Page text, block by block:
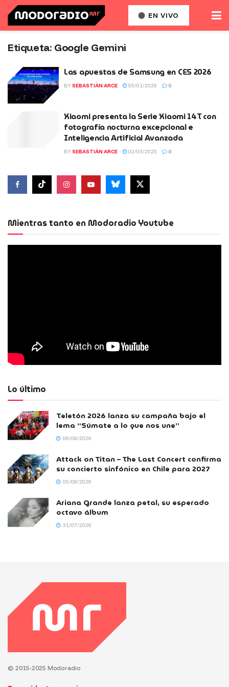
EN VIVO
Etiqueta: Google Gemini
Las apuestas de Samsung en CES 2026
BY SEBASTIÁN ARCE 05/01/2026 0
Xiaomi presenta la Serie Xiaomi 14T con
fotografía nocturna excepcional e
Inteligencia Artificial Avanzada
BY SEBASTIÁN ARCE 02/03/2025 0
Mientras tanto en Modoradio Youtube
Lo último
Teletón 2026 lanza su campaña bajo el
lema “Súmate a lo que nos une”
06/08/2026
Attack on Titan – The Last Concert confirma
su concierto sinfónico en Chile para 2027
05/08/2026
Ariana Grande lanza petal, su esperado
octavo álbum
31/07/2026
© 2015-2025 Modoradio